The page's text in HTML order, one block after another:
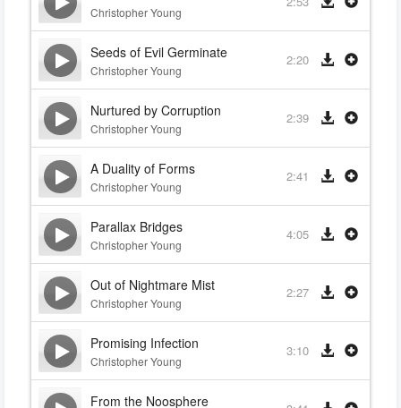
Christopher Young
Seeds of Evil Germinate
Christopher Young
2:20
Nurtured by Corruption
Christopher Young
2:39
A Duality of Forms
Christopher Young
2:41
Parallax Bridges
Christopher Young
4:05
Out of Nightmare Mist
Christopher Young
2:27
Promising Infection
Christopher Young
3:10
From the Noosphere